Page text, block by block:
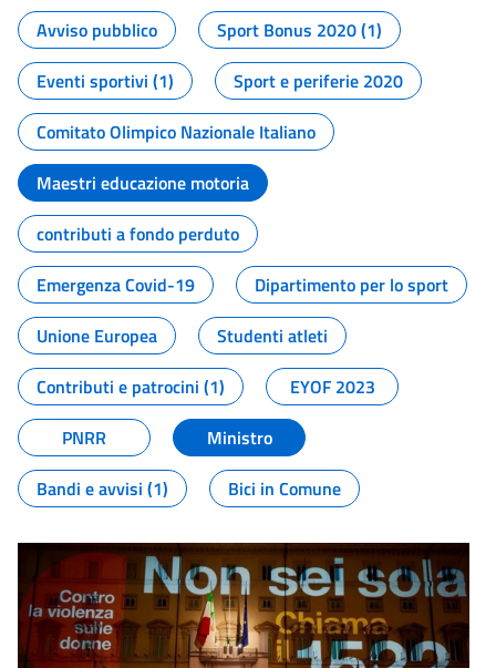
Avviso pubblico
Sport Bonus 2020 (1)
Eventi sportivi (1)
Sport e periferie 2020
Comitato Olimpico Nazionale Italiano
Maestri educazione motoria
contributi a fondo perduto
Emergenza Covid-19
Dipartimento per lo sport
Unione Europea
Studenti atleti
Contributi e patrocini (1)
EYOF 2023
PNRR
Ministro
Bandi e avvisi (1)
Bici in Comune